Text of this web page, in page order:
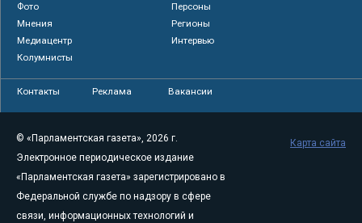
Фото
Персоны
Мнения
Регионы
Медиацентр
Интервью
Колумнисты
Контакты Реклама Вакансии
© «Парламентская газета», 2026 г.
Электронное периодическое издание
«Парламентская газета» зарегистрировано в
Федеральной службе по надзору в сфере
связи, информационных технологий и
Карта сайта